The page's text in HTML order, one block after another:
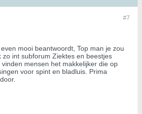
#7
mooi beantwoordt, Top man je zou
zo int subforum Ziektes en beestjes
mensen het makkelijker die op
voor spint en bladluis. Prima